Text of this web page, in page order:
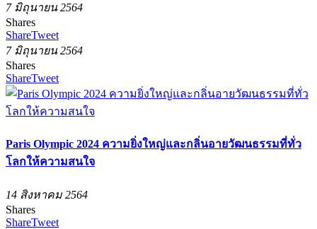
7 มิถุนายน 2564
Shares
ShareTweet
7 มิถุนายน 2564
Shares
ShareTweet
Paris Olympic 2024 ความยิ่งใหญ่และกลิ่นอายวัฒนธรรมที่ทั่ว
โลกให้ความสนใจ
14 สิงหาคม 2564
Shares
ShareTweet